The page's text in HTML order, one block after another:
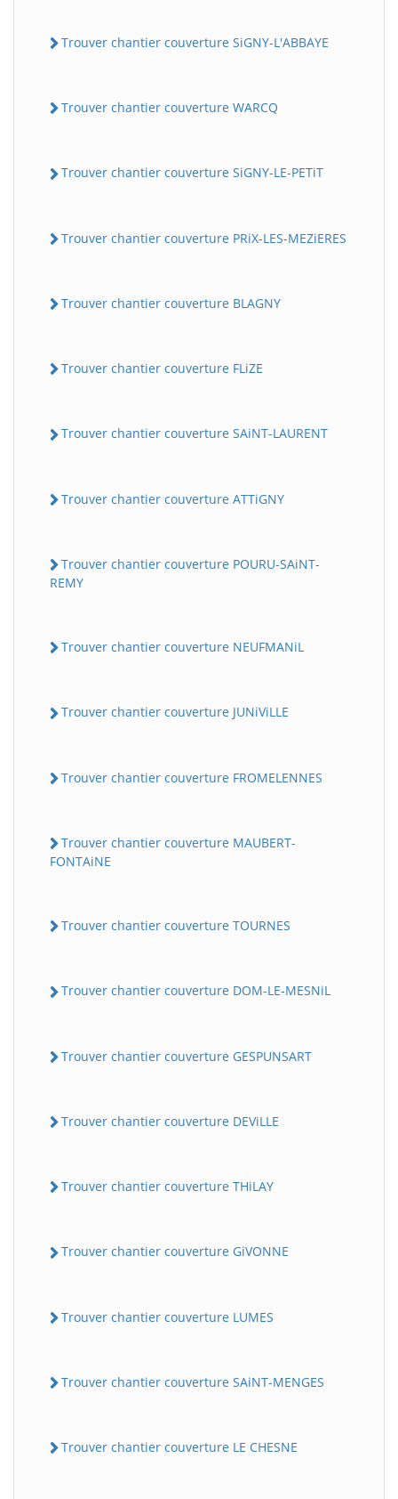
Trouver chantier couverture SiGNY-L'ABBAYE
Trouver chantier couverture WARCQ
Trouver chantier couverture SiGNY-LE-PETiT
Trouver chantier couverture PRiX-LES-MEZiERES
Trouver chantier couverture BLAGNY
Trouver chantier couverture FLiZE
Trouver chantier couverture SAiNT-LAURENT
Trouver chantier couverture ATTiGNY
Trouver chantier couverture POURU-SAiNT-
REMY
Trouver chantier couverture NEUFMANiL
Trouver chantier couverture JUNiViLLE
Trouver chantier couverture FROMELENNES
Trouver chantier couverture MAUBERT-
FONTAiNE
Trouver chantier couverture TOURNES
Trouver chantier couverture DOM-LE-MESNiL
Trouver chantier couverture GESPUNSART
Trouver chantier couverture DEViLLE
Trouver chantier couverture THiLAY
Trouver chantier couverture GiVONNE
Trouver chantier couverture LUMES
Trouver chantier couverture SAiNT-MENGES
Trouver chantier couverture LE CHESNE